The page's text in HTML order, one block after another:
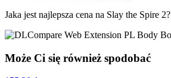
Jaka jest najlepsza cena na Slay the Spire 2?
Może Ci się również spodobać